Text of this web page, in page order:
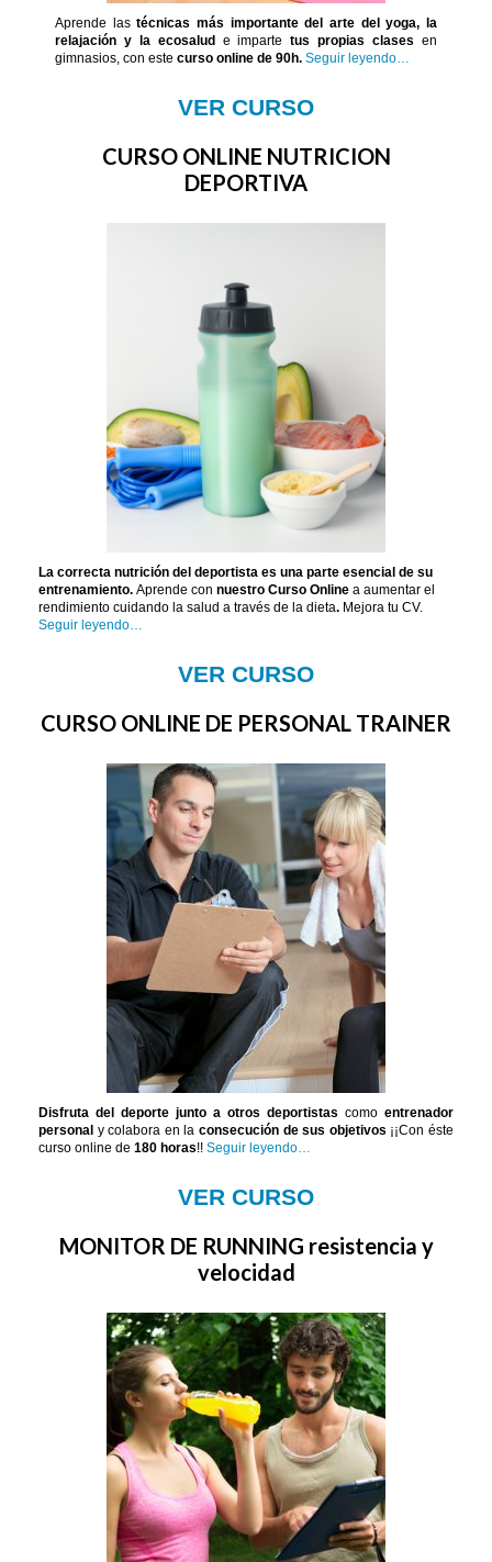
Aprende lastécnicas más importante del arte del yoga, la
relajación y la ecosalude impartetus propias clases en
gimnasios, con este curso online de 90h. Seguir leyendo…
VER CURSO
CURSO ONLINE NUTRICION
DEPORTIVA
La correcta nutrición del deportista es una parte esencial de su
entrenamiento. Aprende con nuestro Curso Online a aumentar el
rendimiento cuidando la salud a través de la dieta. Mejora tu CV.
Seguir leyendo…
VER CURSO
CURSO ONLINE DE PERSONAL TRAINER
Disfruta del deporte junto a otros deportistas como entrenador
personal y colabora en la consecución de sus objetivos ¡¡Con éste
curso online de 180 horas!! Seguir leyendo…
VER CURSO
MONITOR DE RUNNING resistencia y
velocidad